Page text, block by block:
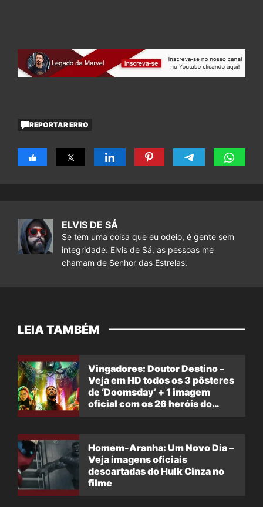
REPORTAR ERRO
ELVIS DE SÁ
Se tem uma coisa que eu odeio, é gente sem
integridade. Elvis de Sá, as pessoas me
chamam de Senhor das Estrelas.
LEIA TAMBÉM
Vingadores: Doutor Destino –
Veja em HD todos os 3 pôsteres
de ‘Doomsday’ + 1 imagem
oficial com os 26 heróis do
Homem-Aranha: Um Novo Dia –
Veja imagens oficiais
descartadas do Hulk Cinza no
filme